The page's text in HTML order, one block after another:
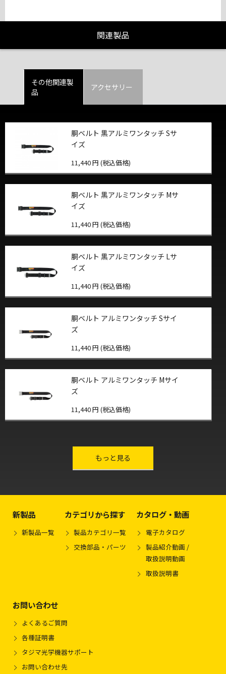
関連製品
その他関連製
品
アクセサリー
胴ベルト 黒アルミワンタッチ Sサ
イズ
11,440 円 (税込価格)
胴ベルト 黒アルミワンタッチ Mサ
イズ
11,440 円 (税込価格)
胴ベルト 黒アルミワンタッチ Lサ
イズ
11,440 円 (税込価格)
胴ベルト アルミワンタッチ Sサイ
ズ
11,440 円 (税込価格)
胴ベルト アルミワンタッチ Mサイ
ズ
11,440 円 (税込価格)
もっと見る
新製品
新製品一覧
カテゴリから探す
製品カテゴリ一覧
交換部品・パーツ
カタログ・動画
電子カタログ
製品紹介動画 /
取扱説明動画
取扱説明書
お問い合わせ
よくあるご質問
各種証明書
タジマ光学機器サポート
お問い合わせ先